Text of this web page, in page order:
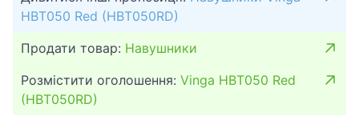
HBT050 Red (HBT050RD)
Продати товар: Навушники
Розмістити оголошення: Vinga HBT050 Red
(HBT050RD)